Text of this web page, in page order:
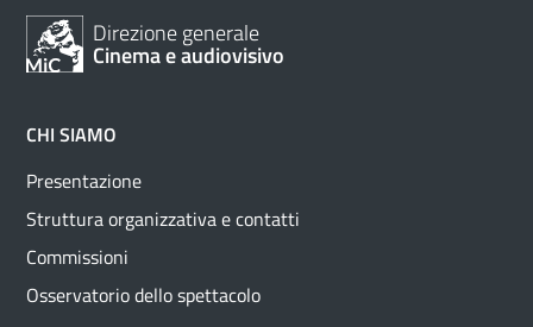
Direzione generale
Cinema e audiovisivo
CHI SIAMO
Presentazione
Struttura organizzativa e contatti
Commissioni
Osservatorio dello spettacolo